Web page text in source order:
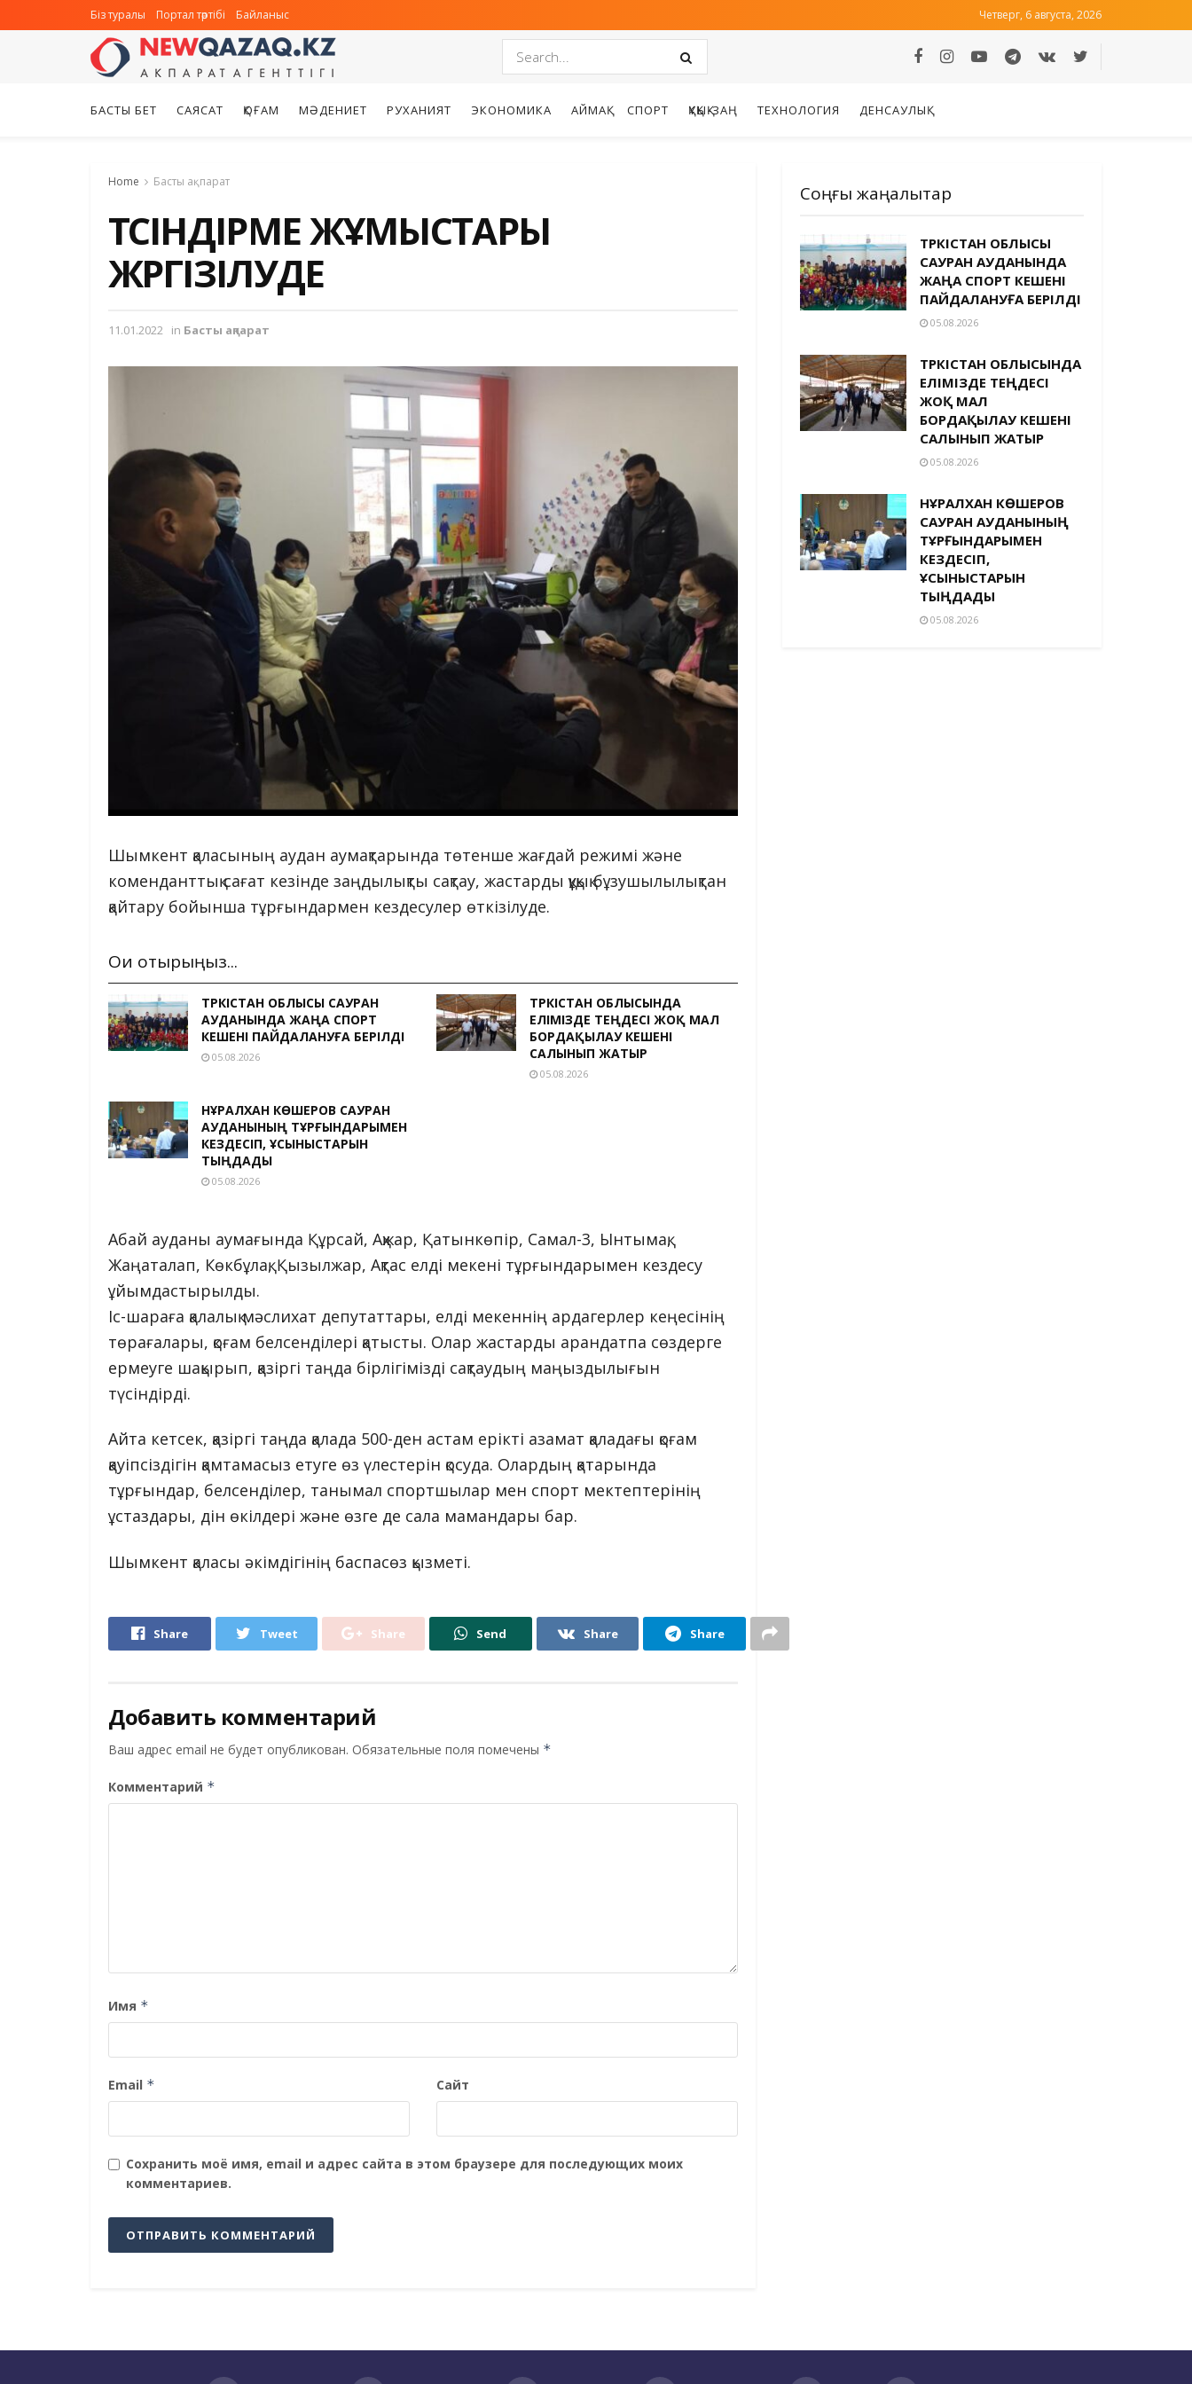
Біз туралы Портал тәртібі Байланыс Четверг, 6 августа, 2026
БАСТЫ БЕТ САЯСАТ ҚОҒАМ МӘДЕНИЕТ РУХАНИЯТ ЭКОНОМИКА АЙМАҚ СПОРТ ҚҰҚЫҚ-ЗАҢ ТЕХНОЛОГИЯ ДЕНСАУЛЫҚ
Home Басты ақпарат
ТҮСІНДІРМЕ ЖҰМЫСТАРЫ
ЖҮРГІЗІЛУДЕ
11.01.2022 in Басты ақпарат
Шымкент қаласының аудан аумақтарында төтенше жағдай режимі және
коменданттық сағат кезінде заңдылықты сақтау, жастарды құқық бұзушылылықтан
қайтару бойынша тұрғындармен кездесулер өткізілуде.
Оқи отырыңыз...
ТҮРКІСТАН ОБЛЫСЫ САУРАН
АУДАНЫНДА ЖАҢА СПОРТ
КЕШЕНІ ПАЙДАЛАНУҒА БЕРІЛДІ
05.08.2026
ТҮРКІСТАН ОБЛЫСЫНДА
ЕЛІМІЗДЕ ТЕҢДЕСІ ЖОҚ МАЛ
БОРДАҚЫЛАУ КЕШЕНІ
САЛЫНЫП ЖАТЫР
05.08.2026
НҰРАЛХАН КӨШЕРОВ САУРАН
АУДАНЫНЫҢ ТҰРҒЫНДАРЫМЕН
КЕЗДЕСІП, ҰСЫНЫСТАРЫН
ТЫҢДАДЫ
05.08.2026
Абай ауданы аумағында Құрсай, Ақжар, Қатынкөпір, Самал-3, Ынтымақ,
Жаңаталап, Көкбұлақ, Қызылжар, Ақтас елді мекені тұрғындарымен кездесу
ұйымдастырылды.
Іс-шараға қалалық мәслихат депутаттары, елді мекеннің ардагерлер кеңесінің
төрағалары, қоғам белсенділері қатысты. Олар жастарды арандатпа сөздерге
ермеуге шақырып, қазіргі таңда бірлігімізді сақтаудың маңыздылығын
түсіндірді.
Айта кетсек, қазіргі таңда қалада 500-ден астам ерікті азамат қаладағы қоғам
қауіпсіздігін қамтамасыз етуге өз үлестерін қосуда. Олардың қатарында
тұрғындар, белсенділер, танымал спортшылар мен спорт мектептерінің
ұстаздары, дін өкілдері және өзге де сала мамандары бар.
Шымкент қаласы әкімдігінің баспасөз қызметі.
Share Tweet Share Send Share Share
Добавить комментарий
Ваш адрес email не будет опубликован. Обязательные поля помечены *
Комментарий *
Имя *
Email * Сайт
Сохранить моё имя, email и адрес сайта в этом браузере для последующих моих
комментариев.
Соңғы жаңалықтар
ТҮРКІСТАН ОБЛЫСЫ
САУРАН АУДАНЫНДА
ЖАҢА СПОРТ КЕШЕНІ
ПАЙДАЛАНУҒА БЕРІЛДІ
05.08.2026
ТҮРКІСТАН ОБЛЫСЫНДА
ЕЛІМІЗДЕ ТЕҢДЕСІ
ЖОҚ МАЛ
БОРДАҚЫЛАУ КЕШЕНІ
САЛЫНЫП ЖАТЫР
05.08.2026
НҰРАЛХАН КӨШЕРОВ
САУРАН АУДАНЫНЫҢ
ТҰРҒЫНДАРЫМЕН
КЕЗДЕСІП,
ҰСЫНЫСТАРЫН
ТЫҢДАДЫ
05.08.2026